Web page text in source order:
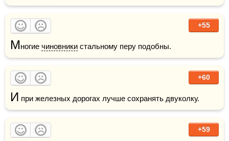
+55
Многие чиновники стальному перу подобны.
+60
И при железных дорогах лучше сохранять двуколку.
+59